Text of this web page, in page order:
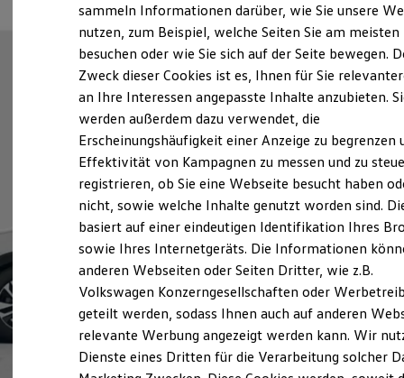
Reichweite
Reichweite der ID. Modelle
Reichweite im Winter
Laden
Laden unterwegs
Laden Zuhause
Ladezeitensimulator
Batterie
Sicherheit
Garantie und Lebensdauer
Nachhaltigkeit
Technologie
Kosten und Kauf
Verbrauchskosten
Kaufoptionen
E-Auto-Förderung
Software und Konnektivität
Die ID. Software 6
ID. Software Versionen und Updates
Digitale Extras
Schnittstellen zu Ihrem ID.
sammeln Informationen darüber, wie Sie unsere
nutzen, zum Beispiel, welche Seiten Sie am meisten
besuchen oder wie Sie sich auf der Seite bewegen.
Zweck dieser Cookies ist es, Ihnen für Sie
an Ihre Interessen angepasste Inhalte anzubieten.
werden außerdem dazu verwendet, die
Erscheinungshäufigkeit einer Anzeige zu begrenzen
Effektivität von Kampagnen zu messen und zu
registrieren, ob Sie eine Webseite besucht haben
nicht, sowie welche Inhalte genutzt worden sind.
basiert auf einer eindeutigen Identifikation Ihres
sowie Ihres Internetgeräts. Die Informationen
anderen Webseiten oder Seiten Dritter, wie z.B.
Volkswagen Konzerngesellschaften oder
geteilt werden, sodass Ihnen auch auf anderen
relevante Werbung angezeigt werden kann. Wir
Dienste eines Dritten für die Verarbeitung solcher